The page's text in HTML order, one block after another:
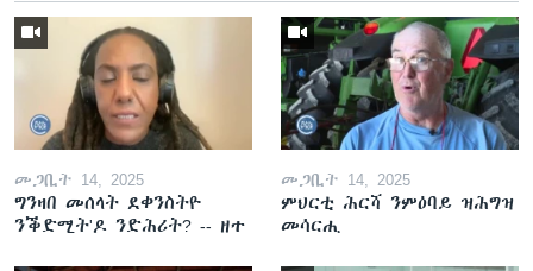
መጋቢት 14, 2025
ግንዛበ መሰላት ደቀንስትዮ
ንቕድሚት'ዶ ንድሕሪት? -- ዘተ
መጋቢት 14, 2025
ምህርቲ ሕርሻ ንምዕባይ ዝሕግዝ
መሳርሒ